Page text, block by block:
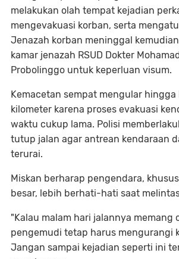
melakukan olah tempat kejadian
mengevakuasi korban, serta
Jenazah korban meninggal
kamar jenazah RSUD Dokter
Probolinggo untuk keperluan visum.
Kemacetan sempat mengular hingga
kilometer karena proses evakuasi
waktu cukup lama. Polisi
tutup jalan agar antrean kendaraan
terurai.
Miskan berharap pengendara,
besar, lebih berhati-hati saat
"Kalau malam hari jalannya memang
pengemudi tetap harus mengurangi
Jangan sampai kejadian seperti ini